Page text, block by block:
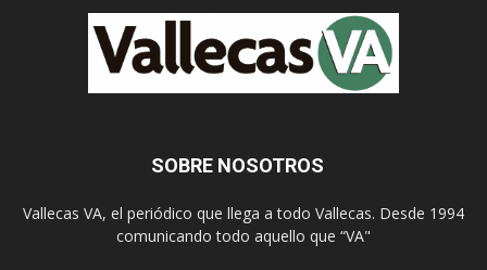
SOBRE NOSOTROS
Vallecas VA, el periódico que llega a todo Vallecas. Desde 1994
comunicando todo aquello que “VA"